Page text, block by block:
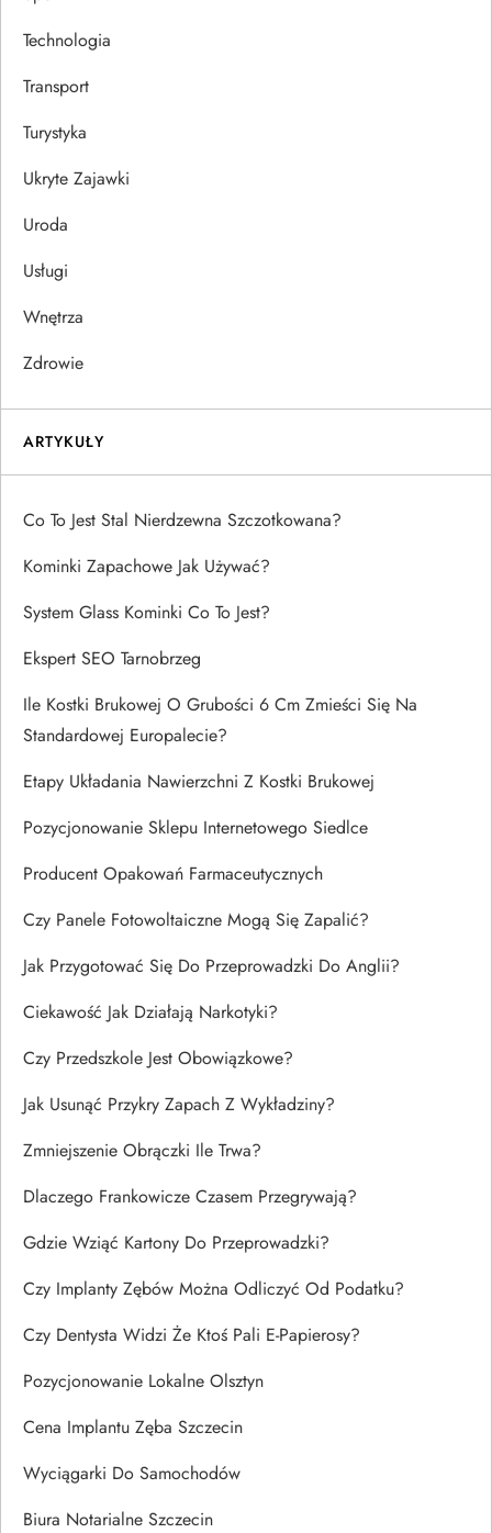
Technologia
Transport
Turystyka
Ukryte Zajawki
Uroda
Usługi
Wnętrza
Zdrowie
ARTYKUŁY
Co To Jest Stal Nierdzewna Szczotkowana?
Kominki Zapachowe Jak Używać?
System Glass Kominki Co To Jest?
Ekspert SEO Tarnobrzeg
Ile Kostki Brukowej O Grubości 6 Cm Zmieści Się Na
Standardowej Europalecie?
Etapy Układania Nawierzchni Z Kostki Brukowej
Pozycjonowanie Sklepu Internetowego Siedlce
Producent Opakowań Farmaceutycznych
Czy Panele Fotowoltaiczne Mogą Się Zapalić?
Jak Przygotować Się Do Przeprowadzki Do Anglii?
Ciekawość Jak Działają Narkotyki?
Czy Przedszkole Jest Obowiązkowe?
Jak Usunąć Przykry Zapach Z Wykładziny?
Zmniejszenie Obrączki Ile Trwa?
Dlaczego Frankowicze Czasem Przegrywają?
Gdzie Wziąć Kartony Do Przeprowadzki?
Czy Implanty Zębów Można Odliczyć Od Podatku?
Czy Dentysta Widzi Że Ktoś Pali E-Papierosy?
Pozycjonowanie Lokalne Olsztyn
Cena Implantu Zęba Szczecin
Wyciągarki Do Samochodów
Biura Notarialne Szczecin